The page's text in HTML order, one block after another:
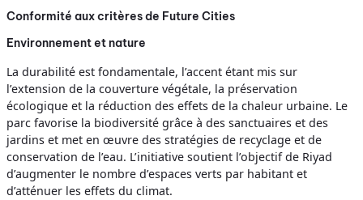
Conformité aux critères de Future Cities
Environnement et nature
La durabilité est fondamentale, l’accent étant mis sur
l’extension de la couverture végétale, la préservation
écologique et la réduction des effets de la chaleur urbaine. Le
parc favorise la biodiversité grâce à des sanctuaires et des
jardins et met en œuvre des stratégies de recyclage et de
conservation de l’eau. L’initiative soutient l’objectif de Riyad
d’augmenter le nombre d’espaces verts par habitant et
d’atténuer les effets du climat.